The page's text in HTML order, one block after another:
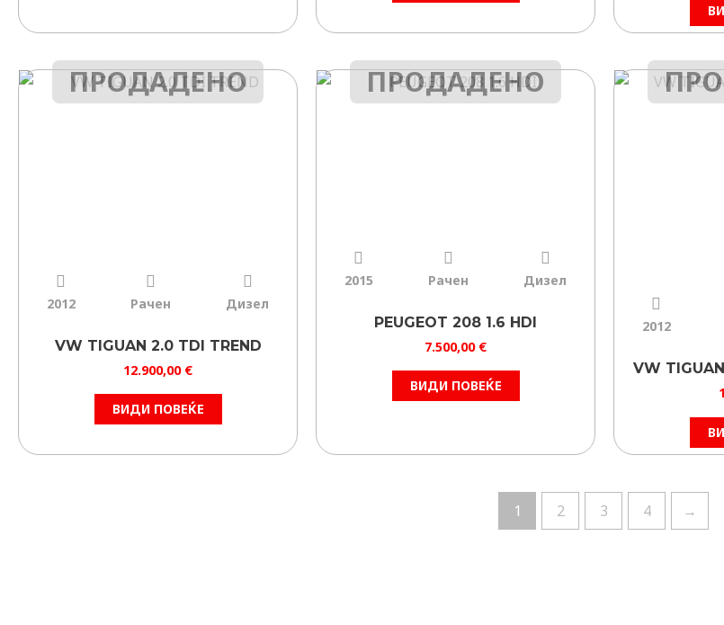
ПРОДАДЕНО
2012 Рачен Дизел
VW TIGUAN 2.0 TDI TREND
12.900,00 €
ВИДИ ПОВЕЌЕ
ПРОДАДЕНО
2015 Рачен Дизел
PEUGEOT 208 1.6 HDI
7.500,00 €
ВИДИ ПОВЕЌЕ
2012
VW
1 2 3 4 →